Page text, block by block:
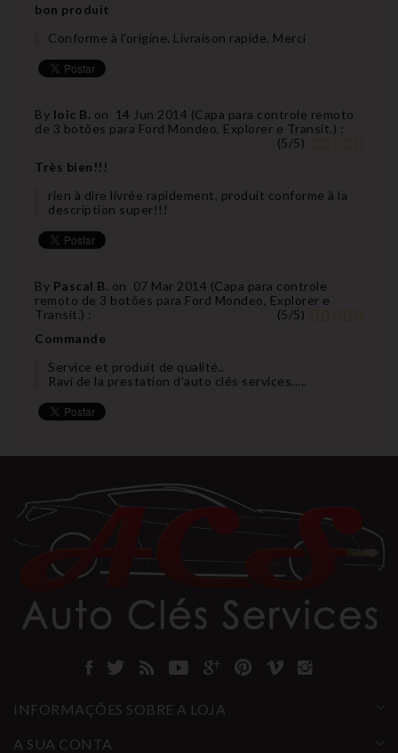
bon produit
Conforme à l'origine. Livraison rapide. Merci
By loic B. on 14 Jun 2014 (Capa para controle remoto
de 3 botões para Ford Mondeo, Explorer e Transit.) :
(5/5)
Très bien!!!
rien à dire livrée rapidement, produit conforme à la
description super!!!
By Pascal B. on 07 Mar 2014 (Capa para controle
remoto de 3 botões para Ford Mondeo, Explorer e
Transit.) : (5/5)
Commande
Service et produit de qualité..
Ravi de la prestation d'auto clés services.....
INFORMAÇÕES SOBRE A LOJA
A SUA CONTA